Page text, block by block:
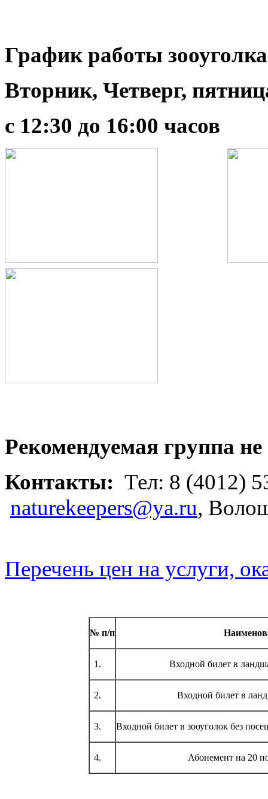
График работы
Вторник, Четверг,
с 12:30 до 16:00 часов
Рекомендуемая группа не
Контакты: Тел: 8 (4012)
naturekeepers@ya.ru,
Перечень цен на
№ п/п
1. Входной билет в
2. Входной билет в
3. Входной билет в зооуголок без
4. Абонемент на 20